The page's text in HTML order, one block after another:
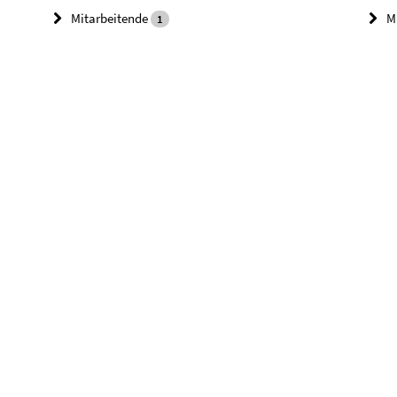
Mitarbeitende 1